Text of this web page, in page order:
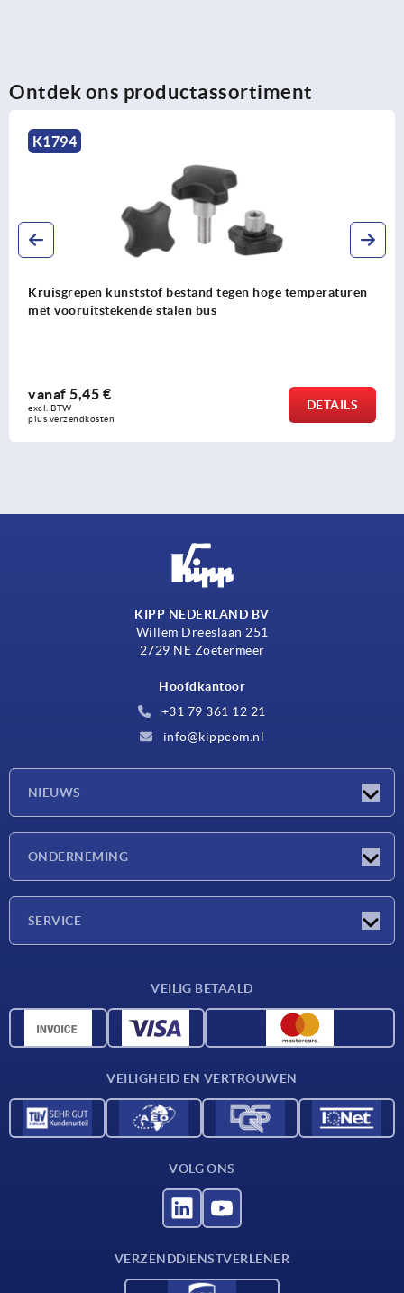
Ontdek ons productassortiment
K1794
Kruisgrepen kunststof bestand tegen hoge temperaturen
met vooruitstekende stalen bus
vanaf 5,45 €
excl. BTW
plus verzendkosten
DETAILS
KIPP NEDERLAND BV
Willem Dreeslaan 251
2729 NE Zoetermeer
Hoofdkantoor
+31 79 361 12 21
info@kippcom.nl
NIEUWS
ONDERNEMING
SERVICE
CAD-gegevens
VEILIG BETAALD
VEILIGHEID EN VERTROUWEN
VOLG ONS
VERZENDDIENSTVERLENER